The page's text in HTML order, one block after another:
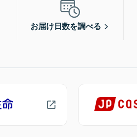
お届け日数を調べる